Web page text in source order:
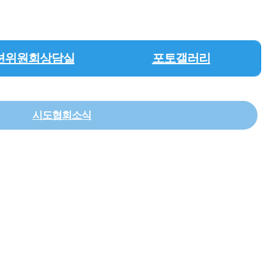
위원회상담실 포토갤러리
시도협회소식